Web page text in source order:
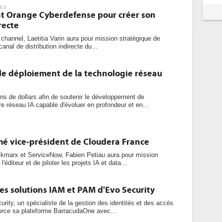
Cyberdefense pour créer son
Laetitia Varin aura pour mission stratégique de
de distribution indirecte du...
déploiement de la technologie réseau
de dollars afin de soutenir le développement de
réseau IA capable d'évoluer en profondeur et en...
vice-président de Cloudera France
et ServiceNow, Fabien Petiau aura pour mission
et de piloter les projets IA et data...
solutions IAM et PAM d'Evo Security
un spécialiste de la gestion des identités et des accès
sa plateforme BarracudaOne avec...